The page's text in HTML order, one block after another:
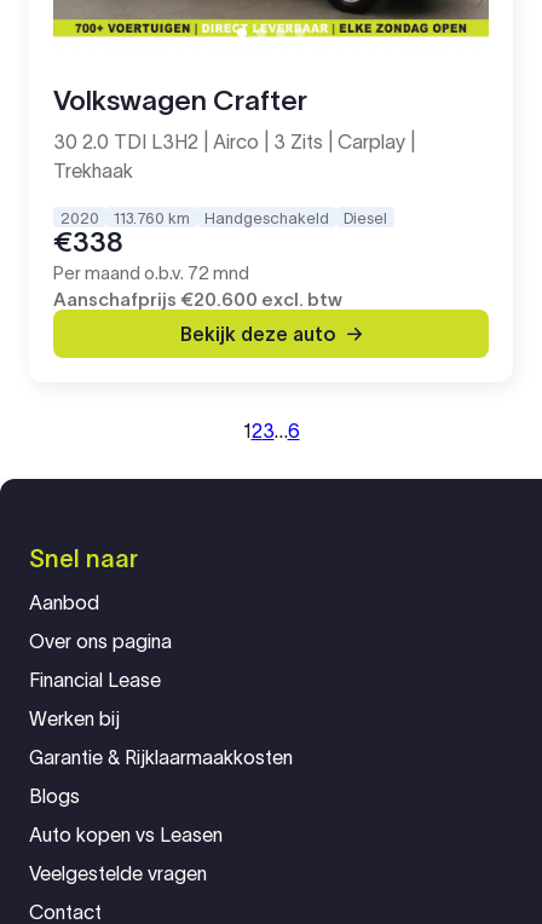
Volkswagen Crafter
30 2.0 TDI L3H2 | Airco | 3 Zits | Carplay |
Trekhaak
2020 113.760 km Handgeschakeld Diesel
€338
Per maand o.b.v. 72 mnd
Aanschafprijs €20.600 excl. btw
Bekijk deze auto
123…6Volgende
Snel naar
Aanbod
Over ons pagina
Financial Lease
Werken bij
Garantie & Rijklaarmaakkosten
Blogs
Auto kopen vs Leasen
Veelgestelde vragen
Contact